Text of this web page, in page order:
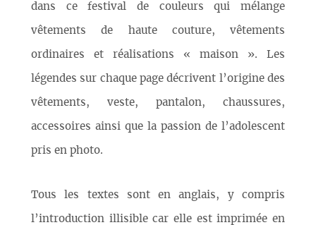
dans ce festival de couleurs qui mélange
vêtements de haute couture, vêtements
ordinaires et réalisations « maison ». Les
légendes sur chaque page décrivent l’origine des
vêtements, veste, pantalon, chaussures,
accessoires ainsi que la passion de l’adolescent
pris en photo.
Tous les textes sont en anglais, y compris
l’introduction illisible car elle est imprimée en